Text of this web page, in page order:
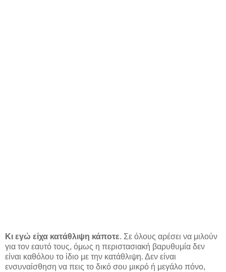
Κι εγώ είχα κατάθλιψη κάποτε. Σε όλους αρέσει να μιλούν
για τον εαυτό τους, όμως η περιστασιακή βαρυθυμία δεν
είναι καθόλου το ίδιο με την κατάθλιψη. Δεν είναι
ενσυναίσθηση να πεις το δικό σου μικρό ή μεγάλο πόνο,